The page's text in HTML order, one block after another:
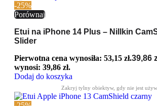
-25%
Porównaj
Etui na iPhone 14 Plus – Nillkin
Slider
Pierwotna cena wynosiła: 53,15 zł.39,86
wynosi: 39,86 zł.
Dodaj do koszyka